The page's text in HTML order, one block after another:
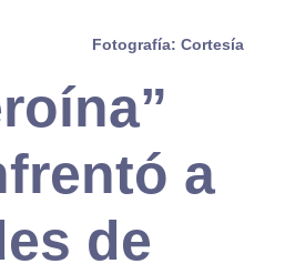
Fotografía: Cortesía
a
de